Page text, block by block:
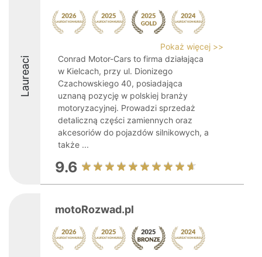
Laureaci
Pokaż więcej >>
Conrad Motor-Cars to firma działająca
w Kielcach, przy ul. Dionizego
Czachowskiego 40, posiadająca
uznaną pozycję w polskiej branży
motoryzacyjnej. Prowadzi sprzedaż
detaliczną części zamiennych oraz
akcesoriów do pojazdów silnikowych, a
także ...
9.6
motoRozwad.pl